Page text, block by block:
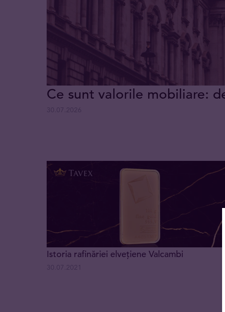
Ce sunt valorile mobiliare:
Istoria rafinăriei elvețiene Valcambi